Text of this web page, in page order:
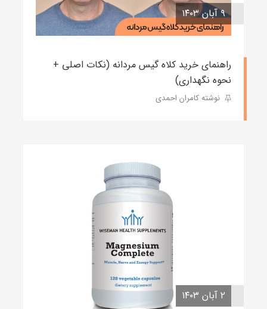
۹ آبان ۱۴۰۳
راهنمای خرید کلاه گیس مردانه (نکات اصلی +
نحوه نگهداری)
نوشته کامران احمدی
۲ آبان ۱۴۰۳